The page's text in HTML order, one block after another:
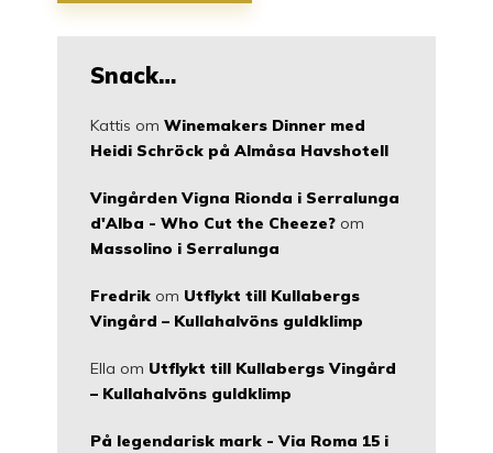
Snack…
Kattis om Winemakers Dinner med
Heidi Schröck på Almåsa Havshotell
Vingården Vigna Rionda i Serralunga
d'Alba - Who Cut the Cheeze? om
Massolino i Serralunga
Fredrik om Utflykt till Kullabergs
Vingård – Kullahalvöns guldklimp
Ella om Utflykt till Kullabergs Vingård
– Kullahalvöns guldklimp
På legendarisk mark - Via Roma 15 i